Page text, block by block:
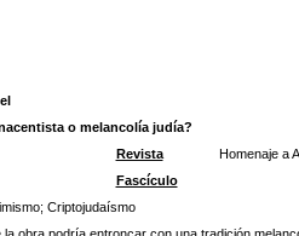
o melancolía judía?
Revista
Homenaje a
Fascículo
; Criptojudaísmo